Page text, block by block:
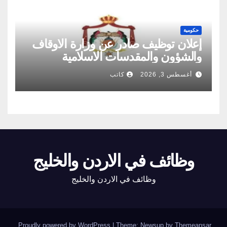
حكومية
إعلان توظيف صادر عن وزارة الاوقاف
والشؤون والمقدسات الاسلامية
أغسطس 3, 2026 كاتب
وظائف في الاردن والخليج
وظائف في الاردن والخليج
Proudly powered by WordPress Theme: Newsup by Themeansar